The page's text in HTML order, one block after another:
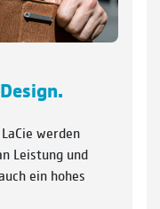
werden
Leistung und
ein hohes